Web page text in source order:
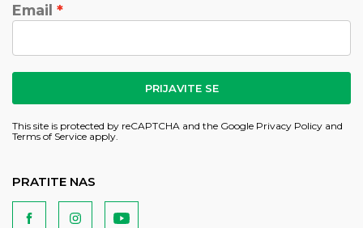
Email
PRIJAVITE SE
This site is protected by reCAPTCHA and the Google Privacy Policy and
Terms of Service apply.
PRATITE NAS